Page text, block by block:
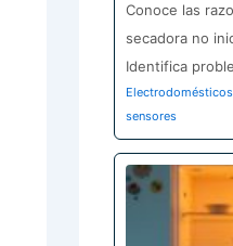
Conoce las
secadora no
Identifica
Electrodomésticos
sensores